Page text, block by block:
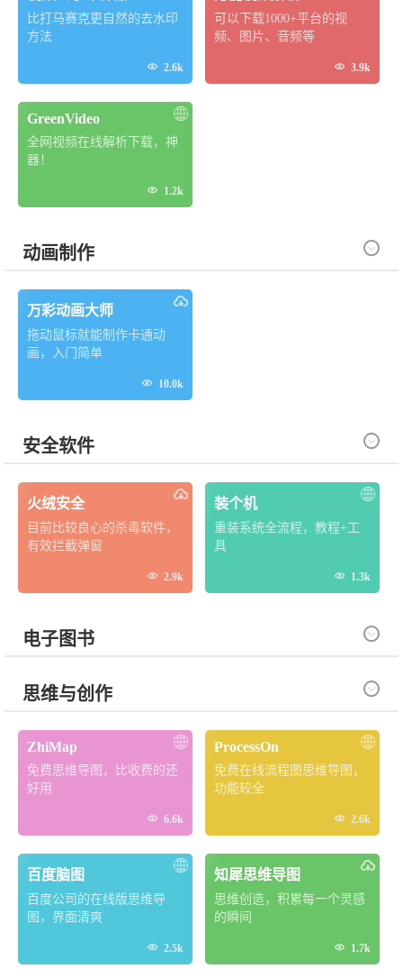
比打马赛克更自然的去水印
方法
 2.6k
可以下载1000+平台的视
频、图片、音频等
 3.9k
GreenVideo
全网视频在线解析下载，神
器！
 1.2k
动画制作 
万彩动画大师
拖动鼠标就能制作卡通动
画，入门简单
 10.0k
安全软件 
火绒安全
目前比较良心的杀毒软件，
有效拦截弹窗
 2.9k
装个机
重装系统全流程，教程+工
具
 1.3k
电子图书 
思维与创作 
ZhiMap
免费思维导图，比收费的还
好用
 6.6k
ProcessOn
免费在线流程图思维导图，
功能较全
 2.6k
百度脑图
百度公司的在线版思维导
图，界面清爽
 2.5k
知犀思维导图
思维创造，积累每一个灵感
的瞬间
 1.7k